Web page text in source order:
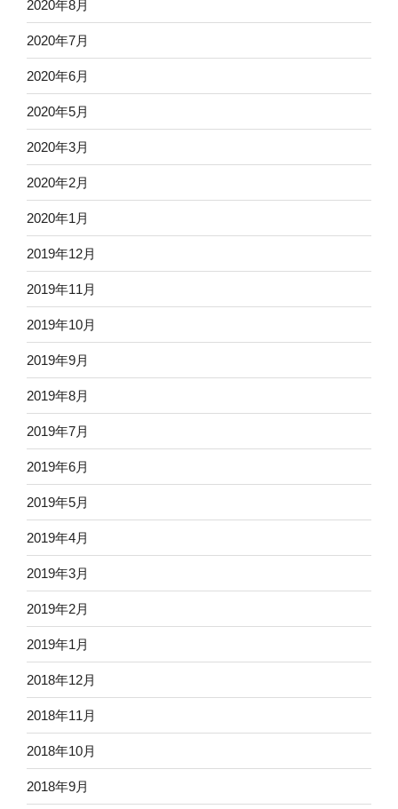
2020年8月
2020年7月
2020年6月
2020年5月
2020年3月
2020年2月
2020年1月
2019年12月
2019年11月
2019年10月
2019年9月
2019年8月
2019年7月
2019年6月
2019年5月
2019年4月
2019年3月
2019年2月
2019年1月
2018年12月
2018年11月
2018年10月
2018年9月